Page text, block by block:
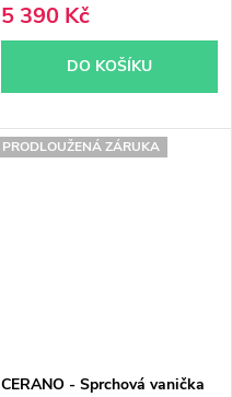
5 390 Kč
DO KOŠÍKU
PRODLOUŽENÁ ZÁRUKA
CERANO - Sprchová vanička